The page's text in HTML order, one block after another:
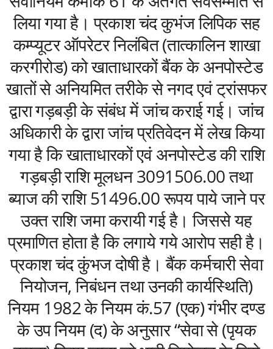
लिया गया है। प्रकाश चंद कुभंज लिपिक सह
कम्प्यूटर ऑपरेटर निलंबित (तात्कालिन शाखा
करगीरोड) को खाताधारकों बैंक के अनपोस्टेड
खातों से अनियमित तरीके से नगद एवं ट्रांसफर
द्वारा गड़बड़ी के संबंध में जांच कराई गई। जांच
अधिकारी के द्वारा जांच प्रतिवेदन में लेख किया
गया है कि खाताधारकों एवं अनपोस्टेड की राशि
गड़बड़ी राशि मूलधन 3091506.00 तथा
ब्याज की राशि 51496.00 रूपय पाये जाने पर
उक्त राशि जमा करायी गई है। जिससे यह
प्रमाणित होता है कि लगाये गये आरोप सही है।
प्रकाश चंद कुंभज दोषी है। बैंक कर्मचारी सेवा
नियोजन, निबंधन तथा उनकी कार्यस्थिति)
नियम 1982 के नियम कं.57 (एक) गंभीर दण्ड
के उप नियम (द) के अनुसार “सेवा से (पृयक